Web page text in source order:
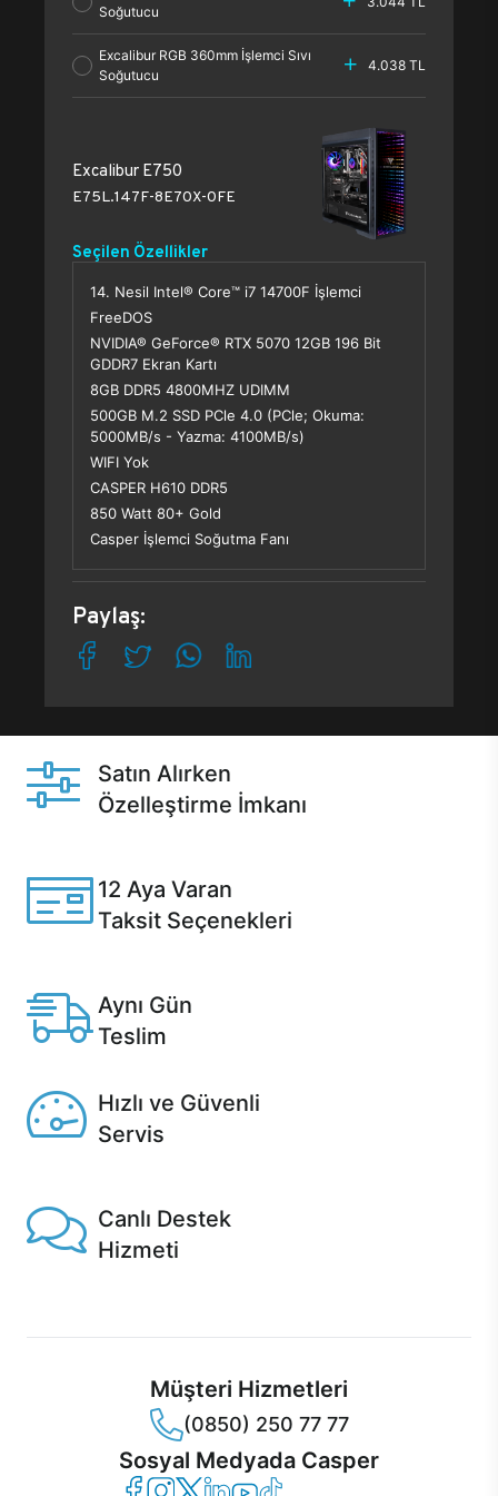
Soğutucu
Excalibur RGB 360mm İşlemci Sıvı
Soğutucu
4.038 TL
Excalibur E750
E75L.147F-8E70X-0FE
Seçilen Özellikler
14. Nesil Intel® Core™ i7 14700F İşlemci
FreeDOS
NVIDIA® GeForce® RTX 5070 12GB 196 Bit
GDDR7 Ekran Kartı
8GB DDR5 4800MHZ UDIMM
500GB M.2 SSD PCle 4.0 (PCle; Okuma:
5000MB/s - Yazma: 4100MB/s)
WIFI Yok
CASPER H610 DDR5
850 Watt 80+ Gold
Casper İşlemci Soğutma Fanı
Paylaş:
Satın Alırken
Özelleştirme İmkanı
12 Aya Varan
Taksit Seçenekleri
Aynı Gün
Teslim
Hızlı ve Güvenli
Servis
Canlı Destek
Hizmeti
Müşteri Hizmetleri
(0850) 250 77 77
Sosyal Medyada Casper
Casper Facebook
Casper Instagram
Casper Twitter
Casper LinkedIn
Casper YouTube
Casper TikTok